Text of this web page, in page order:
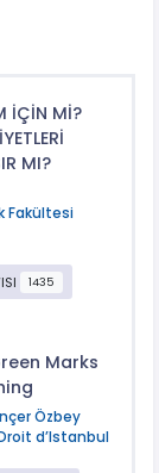
İÇİN Mİ?
MI?
Fakültesi
1435
Marks
Özbey
d’Istanbul